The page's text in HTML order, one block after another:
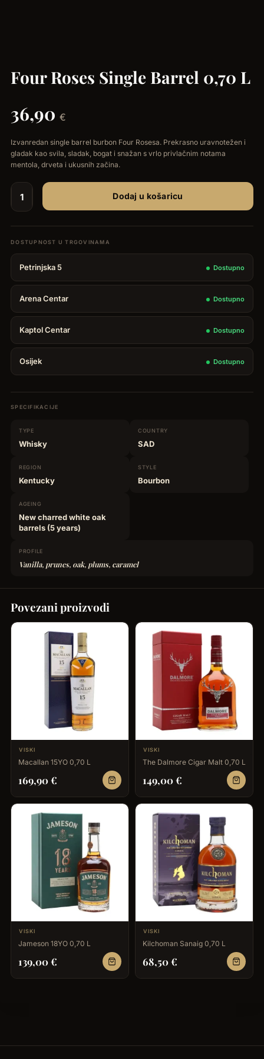
Four Roses Single Barrel 0,70 L
36,90 €
Izvanredan single barrel burbon Four Rosesa. Prekrasno uravnotežen i
gladak kao svila, sladak, bogat i snažan s vrlo privlačnim notama
mentola, drveta i ukusnih začina.
Four
Single
Barrel
0,70
L
količina
Dodaj u košaricu
Petrinjska 5 Dostupno
Arena Centar Dostupno
Kaptol Centar Dostupno
Osijek Dostupno
SPECIFIKACIJE
TYPE
Whisky
COUNTRY
SAD
REGION
Kentucky
STYLE
Bourbon
AGEING
New charred white oak
barrels (5 years)
PROFILE
Vanilla, prunes, oak, plums, caramel
Povezani proizvodi
VISKI
Macallan 15YO 0,70 L
169,90€
VISKI
The Dalmore Cigar Malt 0,70 L
149,00€
VISKI
Jameson 18YO 0,70 L
139,00€
VISKI
Kilchoman Sanaig 0,70 L
68,50€